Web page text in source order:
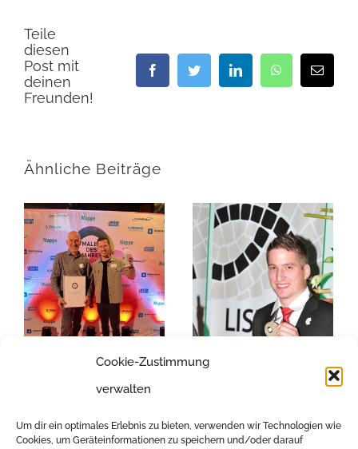
Cookie-Zustimmung
verwalten
Um dir ein optimales Erlebnis zu bieten, verwenden wir Technologien wie
Cookies, um Geräteinformationen zu speichern und/oder darauf
Teile
diesen
Post mit
deinen
Freunden!
FacebookTwitter LinkedIn WhatsApp
E-
Mail
Ähnliche Beiträge
2026
20-jähriges